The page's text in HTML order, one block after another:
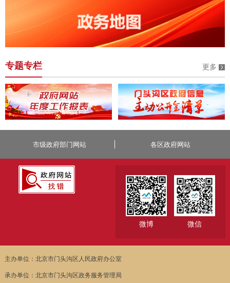
专题专栏 更多
市级政府部门网站 各区政府网站
微博 微信
主办单位：北京市门头沟区人民政府办公室
承办单位：北京市门头沟区政务服务管理局